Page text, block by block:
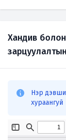
Хандив
Нэр
хураангуй